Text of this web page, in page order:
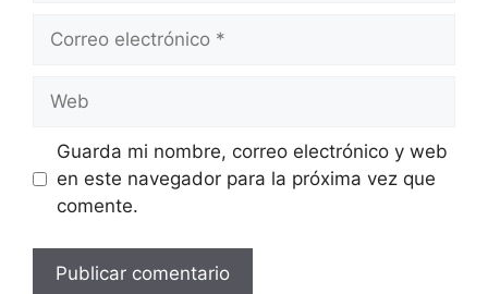
Correo
Web
Guarda mi nombre, correo electrónico y web
en este navegador para la próxima vez que
comente.